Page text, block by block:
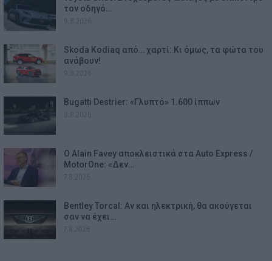
τον οδηγό…
Skoda Kodiaq από… χαρτί: Κι όμως, τα φώτα του
ανάβουν!
Bugatti Destrier: «Γλυπτό» 1.600 ίππων
Ο Alain Favey αποκλειστικά στα Auto Express /
MotorOne: «Δεν…
Bentley Torcal: Αν και ηλεκτρική, θα ακούγεται
σαν να έχει…